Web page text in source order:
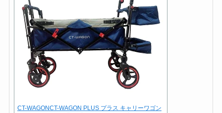
CT-WAGONCT-WAGON PLUS プラス キャリーワゴン